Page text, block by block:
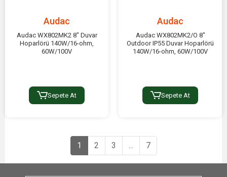
Audac
Audac WX802MK2 8" Duvar
Hoparlörü 140W/16-ohm,
60W/100V
Sepete At
Audac
Audac WX802MK2/O 8"
Outdoor IP55 Duvar Hoparlörü
140W/16-ohm, 60W/100V
Sepete At
1 2 3 7